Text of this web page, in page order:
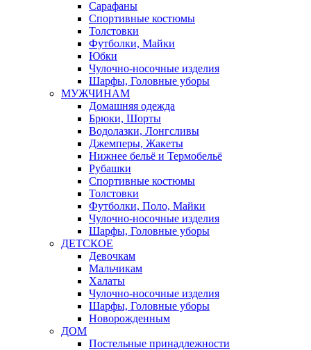
Сарафаны
Спортивные костюмы
Толстовки
Футболки, Майки
Юбки
Чулочно-носочные изделия
Шарфы, Головные уборы
МУЖЧИНАМ
Домашняя одежда
Брюки, Шорты
Водолазки, Лонгсливы
Джемперы, Жакеты
Нижнее бельё и Термобельё
Рубашки
Спортивные костюмы
Толстовки
Футболки, Поло, Майки
Чулочно-носочные изделия
Шарфы, Головные уборы
ДЕТСКОЕ
Девочкам
Мальчикам
Халаты
Чулочно-носочные изделия
Шарфы, Головные уборы
Новорожденным
ДОМ
Постельные принадлежности